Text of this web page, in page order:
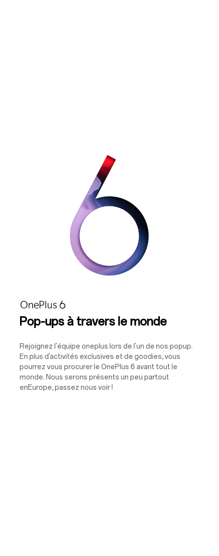
Pop-ups à travers le monde
Rejoignez l'équipe oneplus lors de l'un de nos popup.
En plus d'activités exclusives et de goodies, vous
pourrez vous procurer le OnePlus 6 avant tout le
monde. Nous serons présents un peu partout
enEurope, passez nous voir !